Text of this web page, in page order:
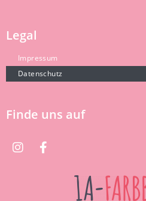
Legal
Impressum
Datenschutz
Finde uns auf